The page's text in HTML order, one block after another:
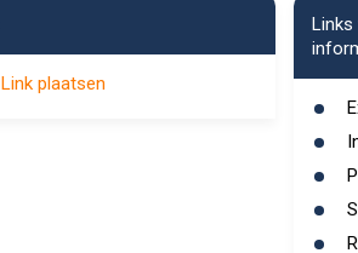
Link plaatsen
Links